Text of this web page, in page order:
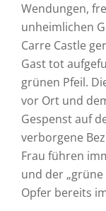
Wendungen,
unheimlichen
Carre Castle
Gast tot
grünen Pfeil.
vor Ort und
Gespenst auf
verborgene
Frau führen
und der
Opfer bereits